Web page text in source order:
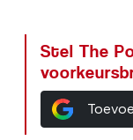
Stel The